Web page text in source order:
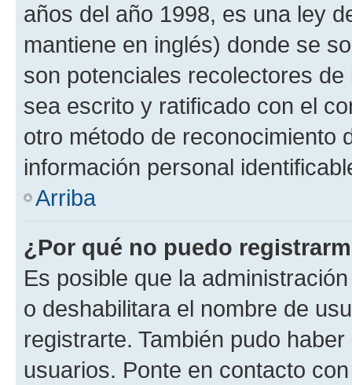
años del año 1998, es una ley
mantiene en inglés) donde se
son potenciales recolectores
sea escrito y ratificado con el
otro método de reconocimiento
información personal
Arriba
¿Por qué no puedo
Es posible que la
o deshabilitara el nombre de
registrarte. También pudo
usuarios. Ponte en contacto